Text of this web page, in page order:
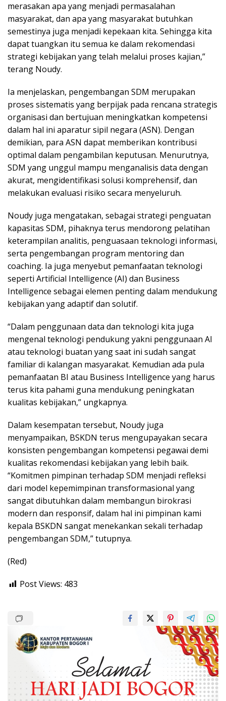
merasakan apa yang menjadi permasalahan
masyarakat, dan apa yang masyarakat butuhkan
semestinya juga menjadi kepekaan kita. Sehingga kita
dapat tuangkan itu semua ke dalam rekomendasi
strategi kebijakan yang telah melalui proses kajian,”
terang Noudy.
Ia menjelaskan, pengembangan SDM merupakan
proses sistematis yang berpijak pada rencana strategis
organisasi dan bertujuan meningkatkan kompetensi
dalam hal ini aparatur sipil negara (ASN). Dengan
demikian, para ASN dapat memberikan kontribusi
optimal dalam pengambilan keputusan. Menurutnya,
SDM yang unggul mampu menganalisis data dengan
akurat, mengidentifikasi solusi komprehensif, dan
melakukan evaluasi risiko secara menyeluruh.
Noudy juga mengatakan, sebagai strategi penguatan
kapasitas SDM, pihaknya terus mendorong pelatihan
keterampilan analitis, penguasaan teknologi informasi,
serta pengembangan program mentoring dan
coaching. Ia juga menyebut pemanfaatan teknologi
seperti Artificial Intelligence (AI) dan Business
Intelligence sebagai elemen penting dalam mendukung
kebijakan yang adaptif dan solutif.
“Dalam penggunaan data dan teknologi kita juga
mengenal teknologi pendukung yakni penggunaan AI
atau teknologi buatan yang saat ini sudah sangat
familiar di kalangan masyarakat. Kemudian ada pula
pemanfaatan BI atau Business Intelligence yang harus
terus kita pahami guna mendukung peningkatan
kualitas kebijakan,” ungkapnya.
Dalam kesempatan tersebut, Noudy juga
menyampaikan, BSKDN terus mengupayakan secara
konsisten pengembangan kompetensi pegawai demi
kualitas rekomendasi kebijakan yang lebih baik.
“Komitmen pimpinan terhadap SDM menjadi refleksi
dari model kepemimpinan transformasional yang
sangat dibutuhkan dalam membangun birokrasi
modern dan responsif, dalam hal ini pimpinan kami
kepala BSKDN sangat menekankan sekali terhadap
pengembangan SDM,” tutupnya.
(Red)
Post Views: 483